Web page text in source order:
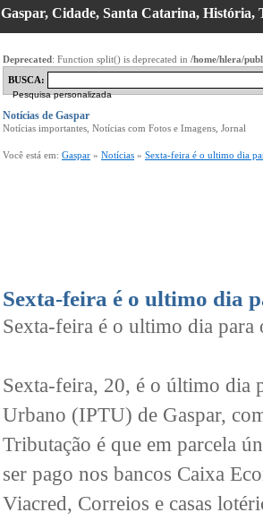
Gaspar, Cidade, Santa Catarina, História,
Deprecated: Function split() is deprecated in /home/hlera/
BUSCA:
Pesquisa personalizada
Notícias de Gaspar
Notícias importantes, Notícias com Fotos e Imagens, Jornal
Você está em: Gaspar » Notícias » Sexta-feira é o ultimo dia
Sexta-feira é o ultimo dia
Sexta-feira é o ultimo dia
Sexta-feira, 20, é o último dia
Urbano (IPTU) de Gaspar,
Tributação é que em parcela
ser pago nos bancos Caixa
Viacred, Correios e casas